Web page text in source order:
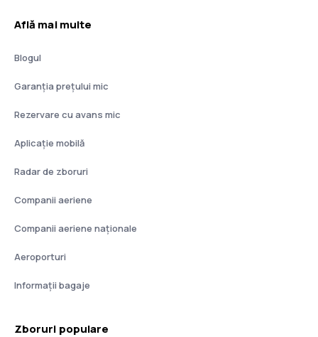
Află mai multe
Blogul
Garanția prețului mic
Rezervare cu avans mic
Aplicație mobilă
Radar de zboruri
Companii aeriene
Companii aeriene naţionale
Aeroporturi
Informații bagaje
Zboruri populare